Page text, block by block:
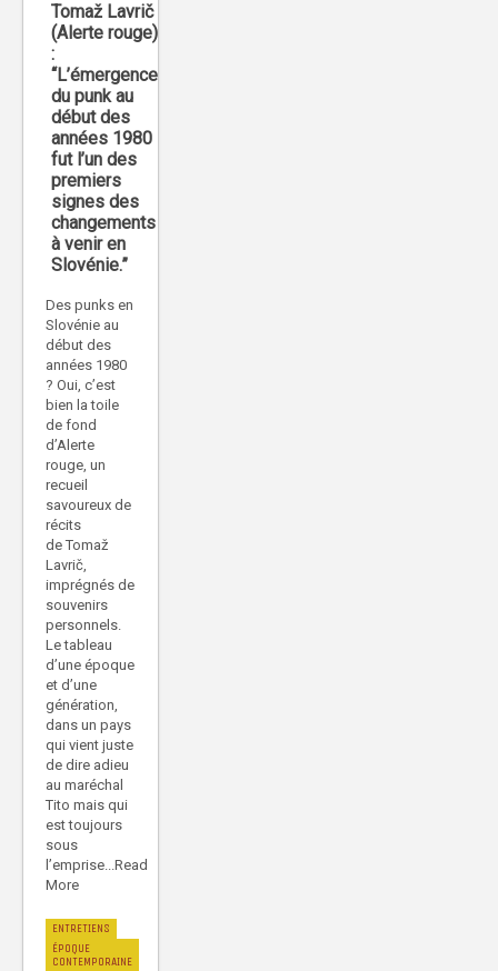
Tomaž Lavrič
(Alerte rouge)
:
“L’émergence
du punk au
début des
années 1980
fut l’un des
premiers
signes des
changements
à venir en
Slovénie.”
Des punks en
Slovénie au
début des
années 1980
? Oui, c’est
bien la toile
de fond
d’Alerte
rouge, un
recueil
savoureux de
récits
de Tomaž
Lavrič,
imprégnés de
souvenirs
personnels.
Le tableau
d’une époque
et d’une
génération,
dans un pays
qui vient juste
de dire adieu
au maréchal
Tito mais qui
est toujours
sous
l’emprise...Read
More
ENTRETIENS
ÉPOQUE
CONTEMPORAINE